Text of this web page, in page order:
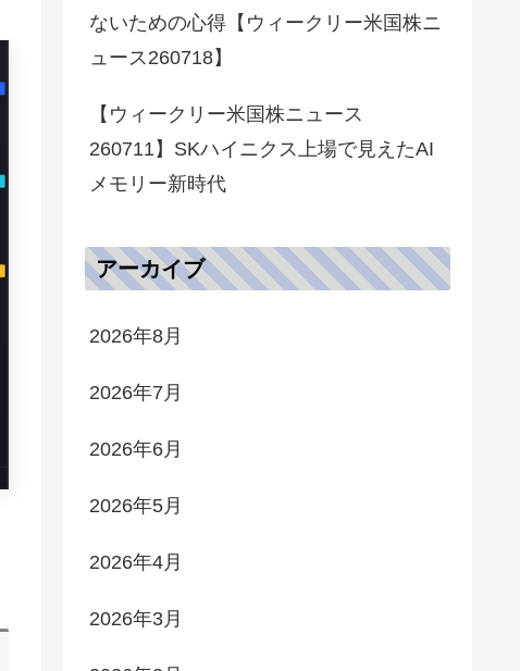
ないための心得【ウィークリー米国株ニ
ュース260718】
【ウィークリー米国株ニュース
260711】SKハイニクス上場で見えたAI
メモリー新時代
アーカイブ
2026年8月
2026年7月
2026年6月
2026年5月
2026年4月
2026年3月